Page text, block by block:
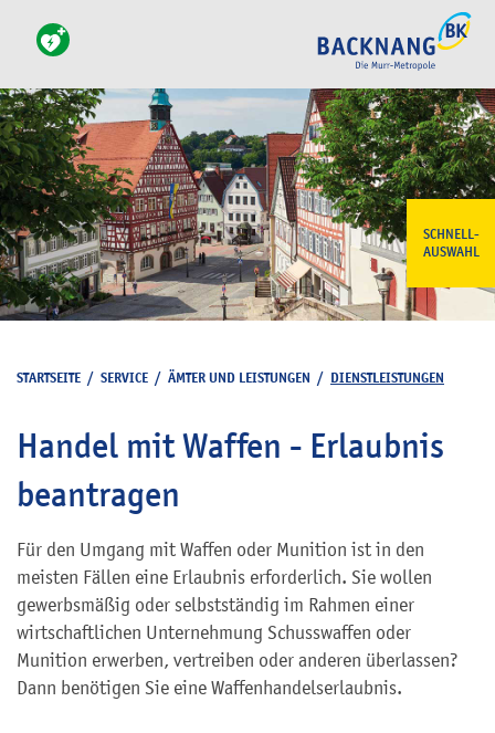
SCHNELL-
AUSWAHL
STARTSEITE / SERVICE / ÄMTER UND LEISTUNGEN / DIENSTLEISTUNGEN
Handel mit Waffen - Erlaubnis
beantragen
Für den Umgang mit Waffen oder Munition ist in den
meisten Fällen eine Erlaubnis erforderlich. Sie wollen
gewerbsmäßig oder selbstständig im Rahmen einer
wirtschaftlichen Unternehmung Schusswaffen oder
Munition erwerben, vertreiben oder anderen überlassen?
Dann benötigen Sie eine Waffenhandelserlaubnis.